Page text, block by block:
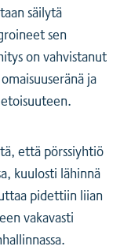
säilytä
sen
on vahvistanut
ja
että pörssiyhtiö
kuulosti lähinnä
pidettiin liian
vakavasti